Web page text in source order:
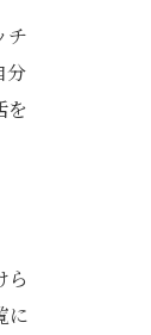
チ
分
を
ら
に